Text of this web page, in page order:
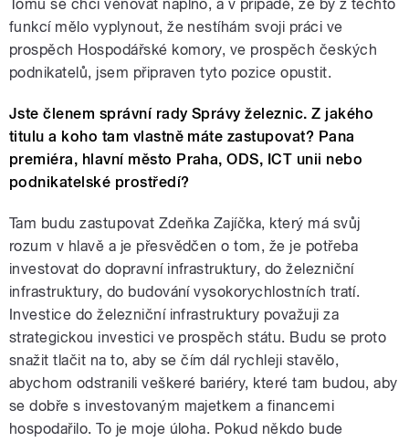
Tomu se chci věnovat naplno, a v případě, že by z těchto
funkcí mělo vyplynout, že nestíhám svoji práci ve
prospěch Hospodářské komory, ve prospěch českých
podnikatelů, jsem připraven tyto pozice opustit.
Jste členem správní rady Správy železnic. Z jakého
titulu a koho tam vlastně máte zastupovat? Pana
premiéra, hlavní město Praha, ODS, ICT unii nebo
podnikatelské prostředí?
Tam budu zastupovat Zdeňka Zajíčka, který má svůj
rozum v hlavě a je přesvědčen o tom, že je potřeba
investovat do dopravní infrastruktury, do železniční
infrastruktury, do budování vysokorychlostních tratí.
Investice do železniční infrastruktury považuji za
strategickou investici ve prospěch státu. Budu se proto
snažit tlačit na to, aby se čím dál rychleji stavělo,
abychom odstranili veškeré bariéry, které tam budou, aby
se dobře s investovaným majetkem a financemi
hospodařilo. To je moje úloha. Pokud někdo bude